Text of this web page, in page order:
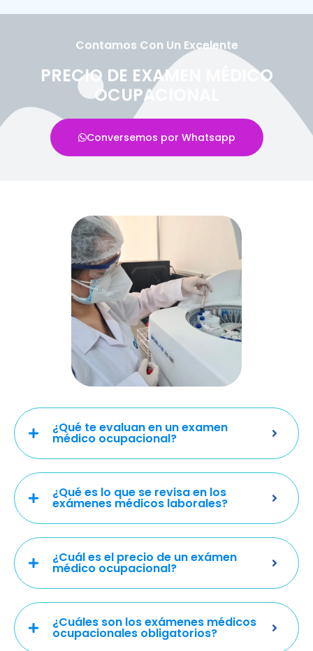
Contamos Con Un Excelente
PRECIO DE EXAMEN MÉDICO
OCUPACIONAL
Conversemos por Whatsapp
¿Qué te evaluan en un examen
médico ocupacional?
¿Qué es lo que se revisa en los
exámenes médicos laborales?
¿Cuál es el precio de un exámen
médico ocupacional?
¿Cuáles son los exámenes médicos
ocupacionales obligatorios?